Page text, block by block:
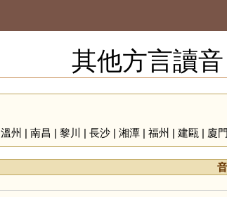
其他方言讀音
溫州 | 南昌 | 黎川 | 長沙| 湘潭| 福州 | 建甌 | 廈門